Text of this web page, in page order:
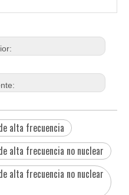
alta frecuencia
alta frecuencia no nuclear
alta frecuencia no nuclear